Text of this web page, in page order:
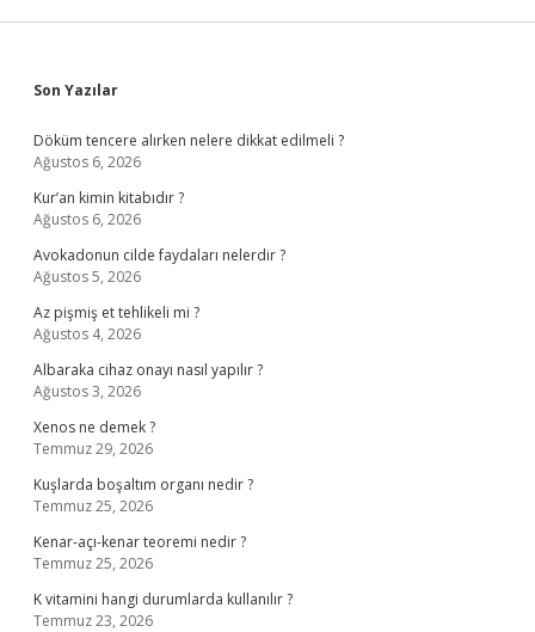
Sidebar
Son Yazılar
Döküm tencere alırken nelere dikkat edilmeli ?
Ağustos 6, 2026
Kur’an kimin kitabıdır ?
Ağustos 6, 2026
Avokadonun cilde faydaları nelerdir ?
Ağustos 5, 2026
Az pişmiş et tehlikeli mi ?
Ağustos 4, 2026
Albaraka cihaz onayı nasıl yapılır ?
Ağustos 3, 2026
Xenos ne demek ?
Temmuz 29, 2026
Kuşlarda boşaltım organı nedir ?
Temmuz 25, 2026
Kenar-açı-kenar teoremi nedir ?
Temmuz 25, 2026
K vitamini hangi durumlarda kullanılır ?
Temmuz 23, 2026